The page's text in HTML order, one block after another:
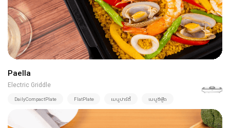
Paella
Electric Griddle
DailyCompactPlate FlatPlate เมนูปาร์ตี้ เมนูซีฟู๊ด